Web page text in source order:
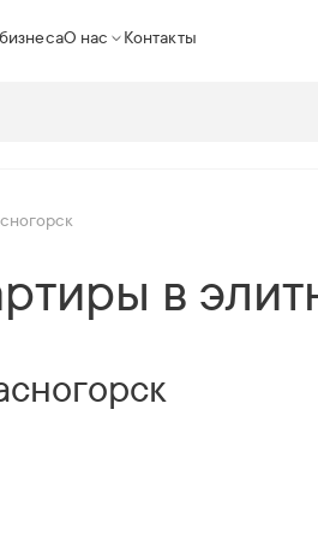
О нас Контакты
в